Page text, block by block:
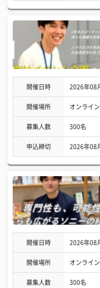
開催日時 2026年08
開催場所 オンライ
募集人数 300名
申込締切 2026年08
開催日時 2026年08
開催場所 オンライ
募集人数 300名